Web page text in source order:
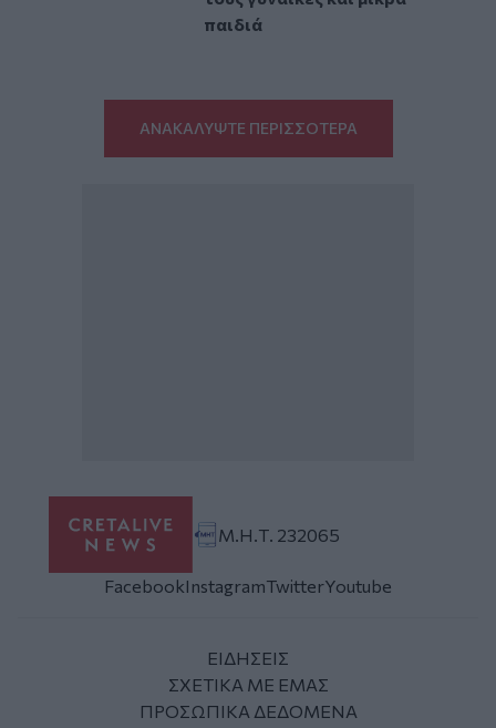
παιδιά
ΑΝΑΚΑΛΥΨΤΕ ΠΕΡΙΣΣΟΤΕΡΑ
Μ.Η.Τ. 232065
FacebookInstagramTwitterYoutube
ΕΙΔΗΣΕΙΣ
ΣΧΕΤΙΚΑ ΜΕ ΕΜΑΣ
ΠΡΟΣΩΠΙΚΑ ΔΕΔΟΜΕΝΑ